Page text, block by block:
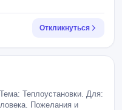
уметь: -
атаковать. -
для сворачивания
и вербальные интонации.
это задание.
2 этапа 1. Вы выполняете
успешного прохождения
Откликнуться
Теплоустановки. Для:
Пожелания и